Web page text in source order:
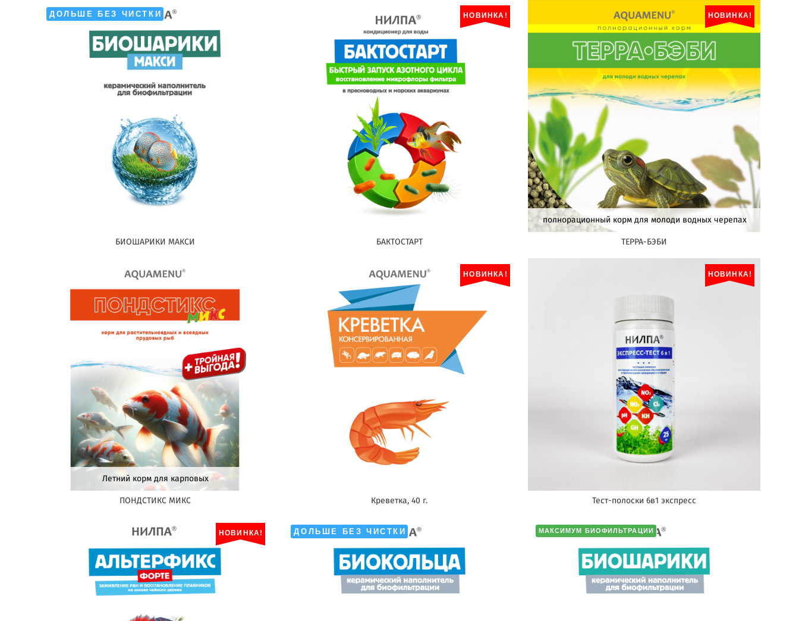
ДОЛЬШЕ БЕЗ ЧИСТКИ
БИОШАРИКИ МАКСИ
НОВИНКА!
БАКТОСТАРТ
НОВИНКА!
полнорационный корм для молоди водных черепах
ТЕРРА-БЭБИ
Летний корм для карповых
ПОНДСТИКС МИКС
НОВИНКА!
Креветка, 40 г.
НОВИНКА!
Тест-полоски 6в1 экспресс
НОВИНКА! ДОЛЬШЕ БЕЗ ЧИСТКИ МАКСИМУМ БИОФИЛЬТРАЦИИ